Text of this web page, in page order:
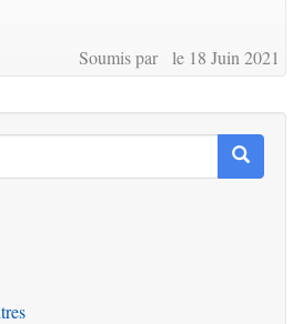
Soumis par le 18 Juin 2021